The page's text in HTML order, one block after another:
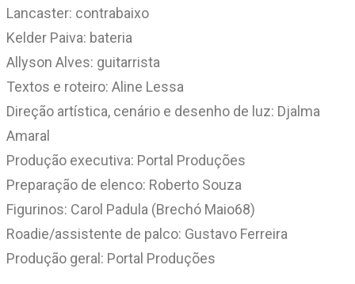
Lancaster: contrabaixo
Kelder Paiva: bateria
Allyson Alves: guitarrista
Textos e roteiro: Aline Lessa
Direção artística, cenário e desenho de luz: Djalma
Amaral
Produção executiva: Portal Produções
Preparação de elenco: Roberto Souza
Figurinos: Carol Padula (Brechó Maio68)
Roadie/assistente de palco: Gustavo Ferreira
Produção geral: Portal Produções